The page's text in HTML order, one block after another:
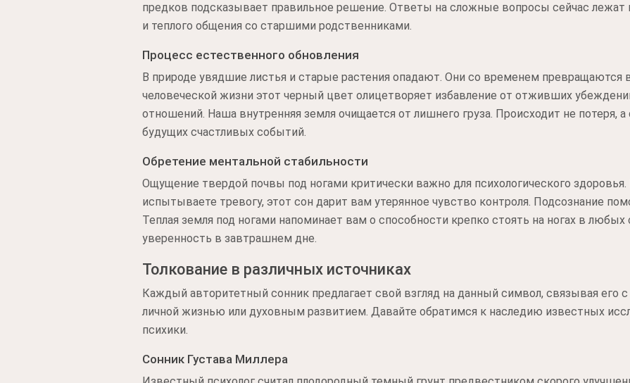
предков подсказывает правильное решение. Ответы на сложные вопросы сейчас лежат
и теплого общения со старшими родственниками.
Процесс естественного обновления
В природе увядшие листья и старые растения опадают. Они со временем превращаются
человеческой жизни этот черный цвет олицетворяет избавление от отживших
отношений. Наша внутренняя земля очищается от лишнего груза. Происходит не потеря,
будущих счастливых событий.
Обретение ментальной стабильности
Ощущение твердой почвы под ногами критически важно для психологического
испытываете тревогу, этот сон дарит вам утерянное чувство контроля. Подсознание
Теплая земля под ногами напоминает вам о способности крепко стоять на ногах в любых
уверенность в завтрашнем дне.
Толкование в различных источниках
Каждый авторитетный сонник предлагает свой взгляд на данный символ, связывая его
личной жизнью или духовным развитием. Давайте обратимся к наследию известных
психики.
Сонник Густава Миллера